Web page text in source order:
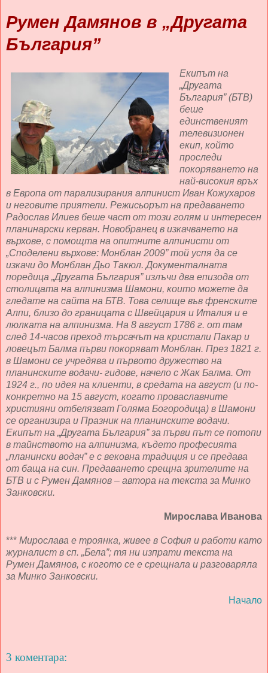
Румен Дамянов в „Другата
България”
Екипът на
„Другата
България” (БТВ)
беше
единственият
телевизионен
екип, който
проследи
покоряването на
най-високия връх
в Европа от парализирания алпинист Иван Кожухаров
и неговите приятели. Режисьорът на предаването
Радослав Илиев беше част от този голям и интересен
планинарски керван. Новобранец в изкачването на
върхове, с помощта на опитните алпинисти от
„Споделени върхове: Монблан 2009” той успя да се
изкачи до Монблан Дьо Такюл. Документалната
поредица „Другата България” излъчи два епизода от
столицата на алпинизма Шамони, които можете да
гледате на сайта на БТВ. Това селище във френските
Алпи, близо до границата с Швейцария и Италия и е
люлката на алпинизма. На 8 август 1786 г. от там
след 14-часов преход търсачът на кристали Пакар и
ловецът Балма първи покоряват Монблан. През 1821 г.
в Шамони се учредява и първото дружество на
планинските водачи- гидове, начело с Жак Балма. От
1924 г., по идея на клиенти, в средата на август (и по-
конкретно на 15 август, когато проваславните
християни отбелязват Голяма Богородица) в Шамони
се организира и Празник на планинските водачи.
Екипът на „Другата България” за първи път се потопи
в тайнството на алпинизма, където професията
„планински водач” е с вековна традиция и се предава
от баща на син. Предаването срещна зрителите на
БТВ и с Румен Дамянов – автора на текста за Минко
Занковски.
Мирослава Иванова
*** Мирослава е троянка, живее в София и работи като
журналист в сп. „Бела”; тя ни изпрати текста на
Румен Дамянов, с когото се е срещнала и разговаряла
за Минко Занковски.
Начало
3 коментара: